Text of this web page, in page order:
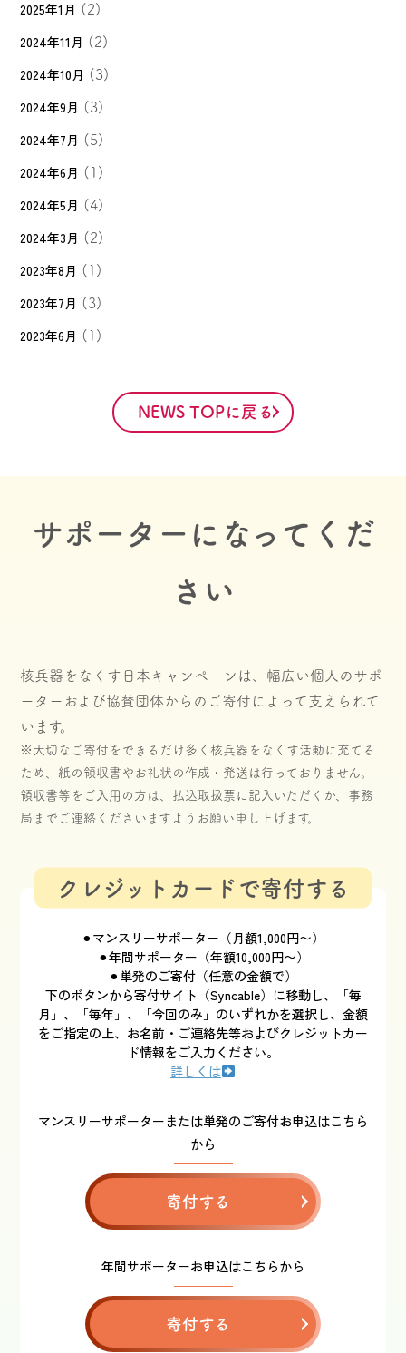
2025年1月 (2)
2024年11月 (2)
2024年10月 (3)
2024年9月 (3)
2024年7月 (5)
2024年6月 (1)
2024年5月 (4)
2024年3月 (2)
2023年8月 (1)
2023年7月 (3)
2023年6月 (1)
NEWS TOPに戻る
サポーターになってくだ
さい
核兵器をなくす日本キャンペーンは、幅広い個人のサポ
ーターおよび協賛団体からのご寄付によって支えられて
います。
※大切なご寄付をできるだけ多く核兵器をなくす活動に充てる
ため、紙の領収書やお礼状の作成・発送は行っておりません。
領収書等をご入用の方は、払込取扱票に記入いただくか、事務
局までご連絡くださいますようお願い申し上げます。
クレジットカードで寄付する
⚫︎マンスリーサポーター（月額1,000円〜）
⚫︎年間サポーター（年額10,000円〜）
⚫︎単発のご寄付（任意の金額で）
下のボタンから寄付サイト（Syncable）に移動し、「毎
月」、「毎年」、「今回のみ」のいずれかを選択し、金額
をご指定の上、お名前・ご連絡先等およびクレジットカー
ド情報をご入力ください。
詳しくは
マンスリーサポーターまたは単発のご寄付お申込はこちら
から
寄付する
年間サポーターお申込はこちらから
寄付する